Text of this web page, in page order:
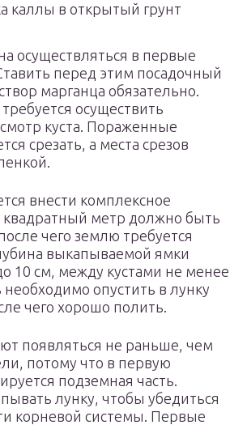
каллы в открытый грунт
осуществляться в первые
перед этим посадочный
марганца обязательно.
осуществить
куста. Пораженные
срезать, а места срезов
внести комплексное
квадратный метр должно быть
чего землю требуется
выкапываемой ямки
10 см, между кустами не менее
необходимо опустить в лунку
чего хорошо полить.
появляться не раньше, чем
потому что в первую
подземная часть.
лунку, чтобы убедиться
корневой системы. Первые